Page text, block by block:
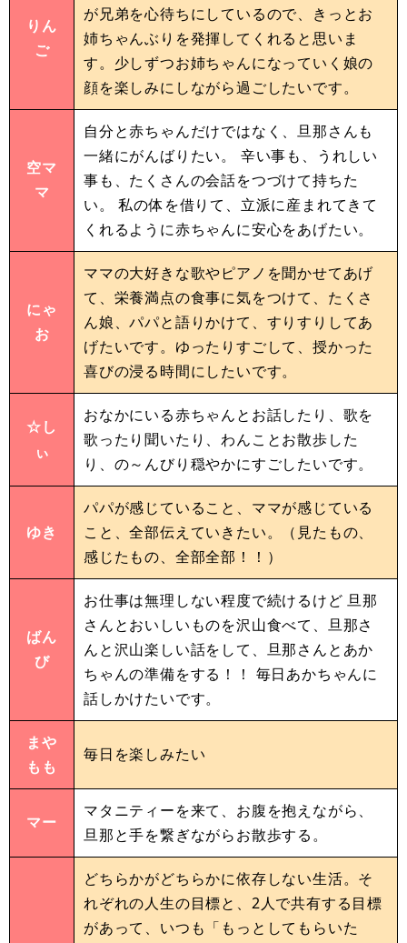
りん
ご
が兄弟を心待ちにしているので、きっとお
姉ちゃんぶりを発揮してくれると思いま
す。少しずつお姉ちゃんになっていく娘の
顔を楽しみにしながら過ごしたいです。
空マ
マ
自分と赤ちゃんだけではなく、旦那さんも
一緒にがんばりたい。 辛い事も、うれしい
事も、たくさんの会話をつづけて持ちた
い。 私の体を借りて、立派に産まれてきて
くれるように赤ちゃんに安心をあげたい。
にゃ
お
ママの大好きな歌やピアノを聞かせてあげ
て、栄養満点の食事に気をつけて、たくさ
ん娘、パパと語りかけて、すりすりしてあ
げたいです。ゆったりすごして、授かった
喜びの浸る時間にしたいです。
☆し
ぃ
おなかにいる赤ちゃんとお話したり、歌を
歌ったり聞いたり、わんことお散歩した
り、の～んびり穏やかにすごしたいです。
ゆき
パパが感じていること、ママが感じている
こと、全部伝えていきたい。（見たもの、
感じたもの、全部全部！！）
ばん
び
お仕事は無理しない程度で続けるけど 旦那
さんとおいしいものを沢山食べて、旦那さ
んと沢山楽しい話をして、旦那さんとあか
ちゃんの準備をする！！ 毎日あかちゃんに
話しかけたいです。
まや
もも
毎日を楽しみたい
マー
マタニティーを来て、お腹を抱えながら、
旦那と手を繋ぎながらお散歩する。
どちらかがどちらかに依存しない生活。そ
れぞれの人生の目標と、2人で共有する目標
があって、いつも「もっとしてもらいた